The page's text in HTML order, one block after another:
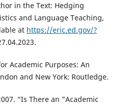
in the Text: Hedging
and Language Teaching,
at https://eric.ed.gov/?
Academic Purposes: An
and New York: Routledge.
“Is There an "Academic